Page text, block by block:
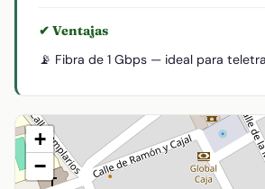
✔ Ventajas
📡 Fibra de 1 Gbps — ideal para
+
−